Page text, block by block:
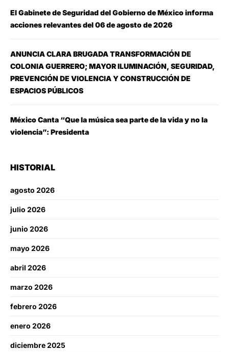
El Gabinete de Seguridad del Gobierno de México informa
acciones relevantes del 06 de agosto de 2026
ANUNCIA CLARA BRUGADA TRANSFORMACIÓN DE
COLONIA GUERRERO; MAYOR ILUMINACIÓN, SEGURIDAD,
PREVENCIÓN DE VIOLENCIA Y CONSTRUCCIÓN DE
ESPACIOS PÚBLICOS
México Canta “Que la música sea parte de la vida y no la
violencia”: Presidenta
HISTORIAL
agosto 2026
julio 2026
junio 2026
mayo 2026
abril 2026
marzo 2026
febrero 2026
enero 2026
diciembre 2025